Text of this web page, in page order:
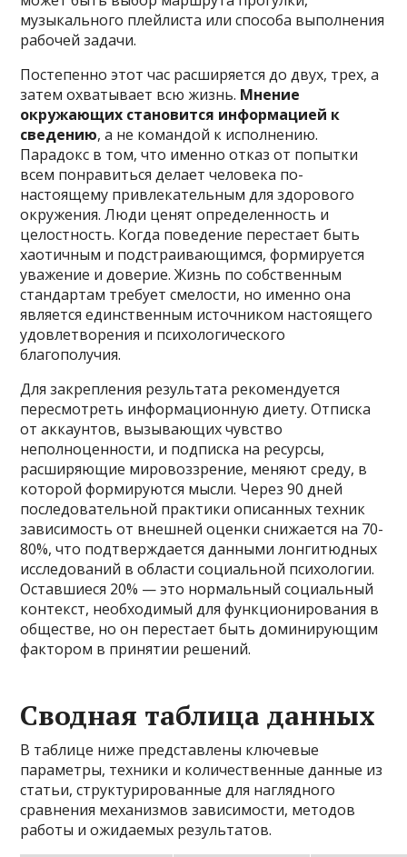
музыкального плейлиста или способа выполнения
рабочей задачи.
Постепенно этот час расширяется до двух, трех, а
затем охватывает всю жизнь. Мнение
окружающих становится информацией к
сведению, а не командой к исполнению.
Парадокс в том, что именно отказ от попытки
всем понравиться делает человека по-
настоящему привлекательным для здорового
окружения. Люди ценят определенность и
целостность. Когда поведение перестает быть
хаотичным и подстраивающимся, формируется
уважение и доверие. Жизнь по собственным
стандартам требует смелости, но именно она
является единственным источником настоящего
удовлетворения и психологического
благополучия.
Для закрепления результата рекомендуется
пересмотреть информационную диету. Отписка
от аккаунтов, вызывающих чувство
неполноценности, и подписка на ресурсы,
расширяющие мировоззрение, меняют среду, в
которой формируются мысли. Через 90 дней
последовательной практики описанных техник
зависимость от внешней оценки снижается на 70-
80%, что подтверждается данными лонгитюдных
исследований в области социальной психологии.
Оставшиеся 20% — это нормальный социальный
контекст, необходимый для функционирования в
обществе, но он перестает быть доминирующим
фактором в принятии решений.
Сводная таблица данных
В таблице ниже представлены ключевые
параметры, техники и количественные данные из
статьи, структурированные для наглядного
сравнения механизмов зависимости, методов
работы и ожидаемых результатов.